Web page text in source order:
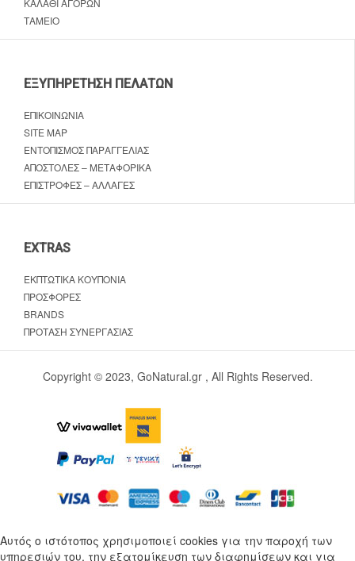
ΚΑΛΆΘΙ ΑΓΟΡΏΝ
ΤΑΜΕΊΟ
ΕΞΥΠΗΡΈΤΗΣΗ ΠΕΛΑΤΏΝ
ΕΠΙΚΟΙΝΩΝΊΑ
SITE MAP
ΕΝΤΟΠΙΣΜΌΣ ΠΑΡΑΓΓΕΛΊΑΣ
ΑΠΟΣΤΟΛΈΣ – ΜΕΤΑΦΟΡΙΚΆ
ΕΠΙΣΤΡΟΦΈΣ – ΑΛΛΑΓΈΣ
EXTRAS
ΕΚΠΤΩΤΙΚΆ ΚΟΥΠΌΝΙΑ
ΠΡΟΣΦΟΡΈΣ
BRANDS
ΠΡΌΤΑΣΗ ΣΥΝΕΡΓΑΣΊΑΣ
Copyright © 2023, GoNatural.gr , All Rights Reserved.
Αυτός ο ιστότοπος χρησιμοποιεί cookies για την παροχή των
υπηρεσιών του, την εξατομίκευση των διαφημίσεων και για